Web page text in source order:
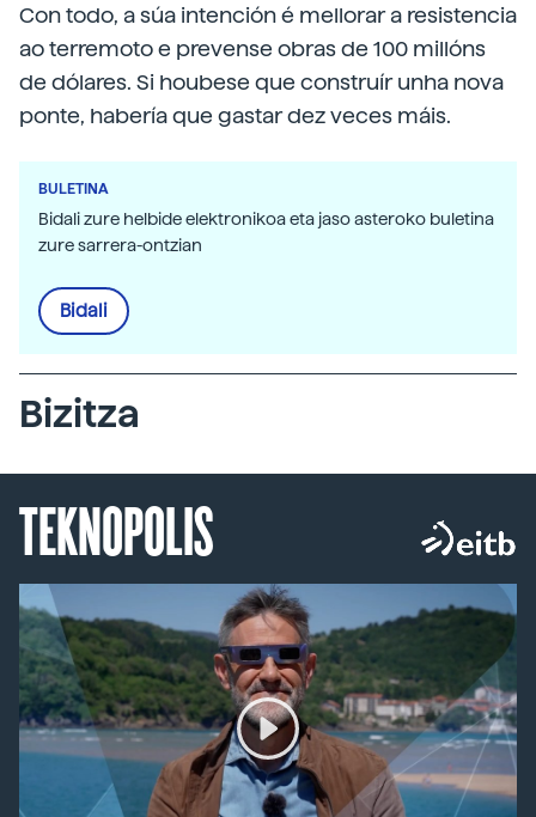
Con todo, a súa intención é mellorar a resistencia
ao terremoto e prevense obras de 100 millóns
de dólares. Si houbese que construír unha nova
ponte, habería que gastar dez veces máis.
BULETINA
Bidali zure helbide elektronikoa eta jaso asteroko buletina
zure sarrera-ontzian
Bidali
Bizitza
TEKNOPOLIS